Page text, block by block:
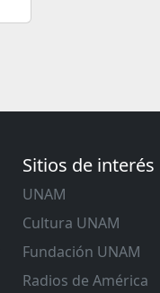
Sitios de interés
UNAM
Cultura UNAM
Fundación UNAM
Radios de América